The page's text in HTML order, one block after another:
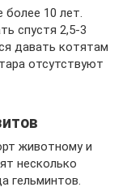
более 10 лет.
спустя 2,5-3
давать котятам
отсутствуют
животному и
несколько
гельминтов.